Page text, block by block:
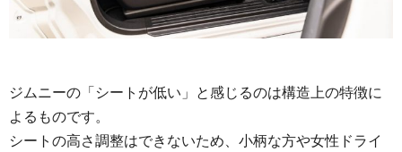
ジムニーの「シートが低い」と感じるのは構造上の特徴に
よるものです。
シートの高さ調整はできないため、小柄な方や女性ドライ